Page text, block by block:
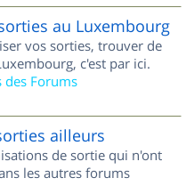
au Luxembourg
vos sorties, trouver de
c'est par ici.
des Forums
ailleurs
de sortie qui n'ont
les autres forums